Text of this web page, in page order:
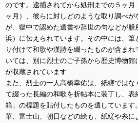
のです。逮捕されてから処刑までの５ヶ月
ヶ月）、彼らに対しどのような取り調べが
が、獄中で認めた遺書や辞世の句などが
浜）に伝えられています。その中には、
り付けて和歌や漢詩を綴ったものが含ま
いては、別に烈士のご子孫から歴史博物
が収蔵されています
また、烈士の一人高橋幸佑は、紙縒では
て綴った長編の和歌を折帖本に装丁し、
箱」の標題を貼付したものを遺していま
華、富士山、朝日などの絵も、紙縒や糸